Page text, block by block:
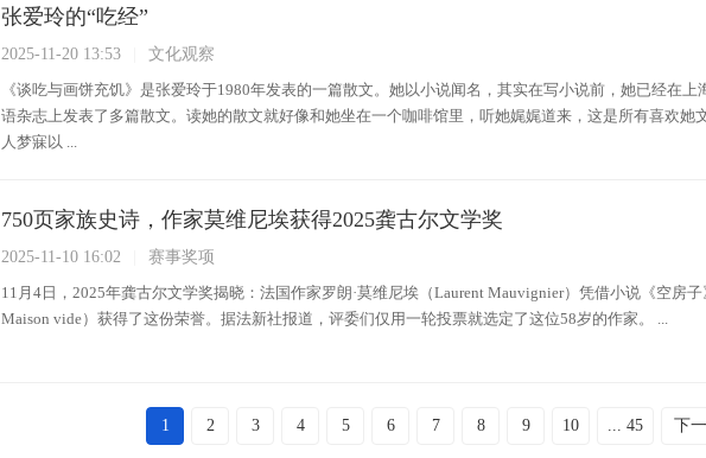
张爱玲的“吃经”
2025-11-20 13:53
文化观察
《谈吃与画饼充饥》是张爱玲于1980年发表的一篇散文。她以小说闻名，其实在写小说前，她已经在上
语杂志上发表了多篇散文。读她的散文就好像和她坐在一个咖啡馆里，听她娓娓道来，这是所有喜欢她
人梦寐以 ...
750页家族史诗，作家莫维尼埃获得2025龚古尔文学奖
2025-11-10 16:02
赛事奖项
11月4日，2025年龚古尔文学奖揭晓：法国作家罗朗·莫维尼埃（Laurent Mauvignier）凭借小说《空房
Maison vide）获得了这份荣誉。据法新社报道，评委们仅用一轮投票就选定了这位58岁的作家。 ...
1 2 3 4 5 6 7 8 9 10 ... 45 下